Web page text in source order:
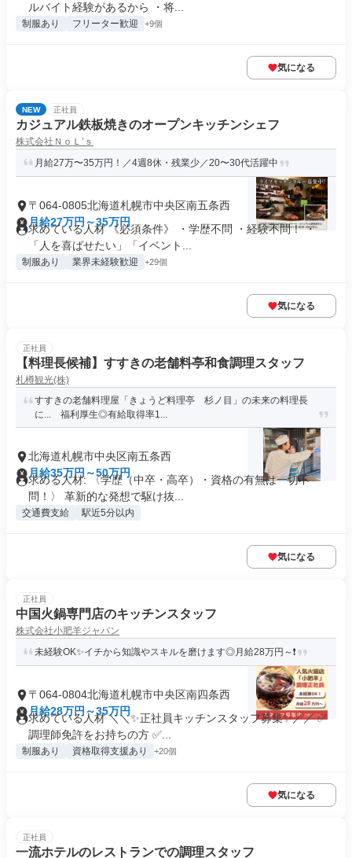
ルバイト経験があるから ・将...
制服あり フリーター歓迎 +9個
気になる
NEW 正社員
カジュアル鉄板焼きのオープンキッチンシェフ
株式会社ＮｏＬ’ｓ
月給27万〜35万円！／4週8休・残業少／20〜30代活躍中
〒064-0805北海道札幌市中央区南五条西
月給27万円～35万円
求めている人材 《必須条件》 ・学歴不問 ・経験不問！ ・
「人を喜ばせたい」「イベント...
制服あり 業界未経験歓迎 +29個
気になる
正社員
【料理長候補】すすきの老舗料亭和食調理スタッフ
札樽観光(株)
すすきの老舗料理屋「きょうど料理亭 杉ノ目」の未来の料理長
に... 福利厚生◎有給取得率1...
北海道札幌市中央区南五条西
月給35万円～50万円
求める人材: 〈学歴（中卒・高卒）・資格の有無は一切不
問！〉 革新的な発想で駆け抜...
交通費支給 駅近5分以内
気になる
正社員
中国火鍋専門店のキッチンスタッフ
株式会社小肥羊ジャパン
未経験OK✨イチから知識やスキルを磨けます◎月給28万円～❗
〒064-0804北海道札幌市中央区南四条西
月給28万円～35万円
求めている人材 ＼＼✨正社員キッチンスタッフ募集✨／／ ✅
調理師免許をお持ちの方 ✅...
制服あり 資格取得支援あり +20個
気になる
正社員
一流ホテルのレストランでの調理スタッフ